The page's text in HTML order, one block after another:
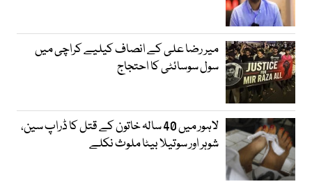
میر رضا علی کے انصاف کیلیے کراچی میں
سول سوسائٹی کا احتجاج
لاہور میں 40 سالہ خاتون کے قتل کا ڈراپ سین،
شوہر اور سوتیلا بیٹا ملوث نکلے